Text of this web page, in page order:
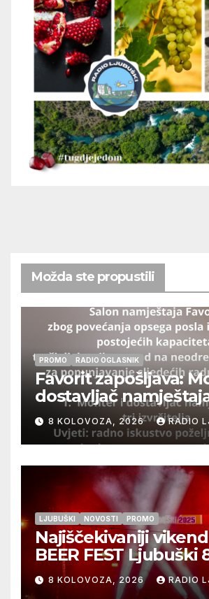
Možda ste propustili
PROMO RADIO OGLASNIK
Favorit zapošljava:
dostavljač
izvršitelja
8 KOLOVOZA, 2026 RADIO
LJUBUŠKI NOVOSTI PROMO
Najiščekivaniji
BEER FEST Ljubuški
9.kolovoza
8 KOLOVOZA, 2026 RADIO